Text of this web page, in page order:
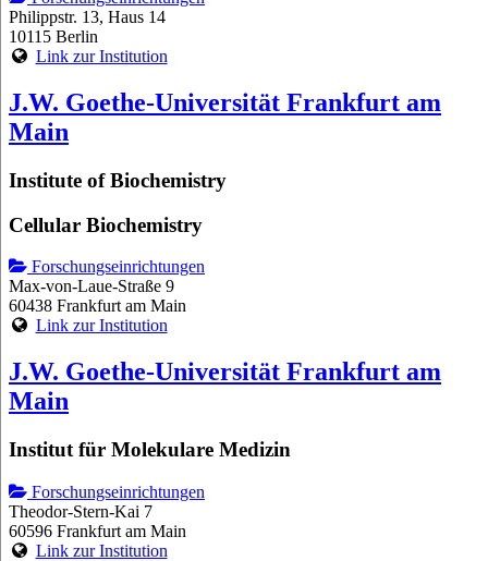
Philippstr. 13, Haus 14
10115 Berlin
Link zur Institution
J.W. Goethe-Universität Frankfurt am
Main
Institute of Biochemistry
Cellular Biochemistry
Forschungseinrichtungen
Max-von-Laue-Straße 9
60438 Frankfurt am Main
Link zur Institution
J.W. Goethe-Universität Frankfurt am
Main
Institut für Molekulare Medizin
Forschungseinrichtungen
Theodor-Stern-Kai 7
60596 Frankfurt am Main
Link zur Institution